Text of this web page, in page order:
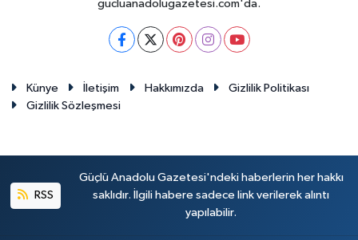
gucluanadolugazetesi.com'da.
Künye İletişim Hakkımızda
Gizlilik Politikası
Gizlilik Sözleşmesi
RSS
Güçlü Anadolu Gazetesi'ndeki haberlerin her hakkı
saklıdır. İlgili habere sadece link verilerek alıntı
yapılabilir.